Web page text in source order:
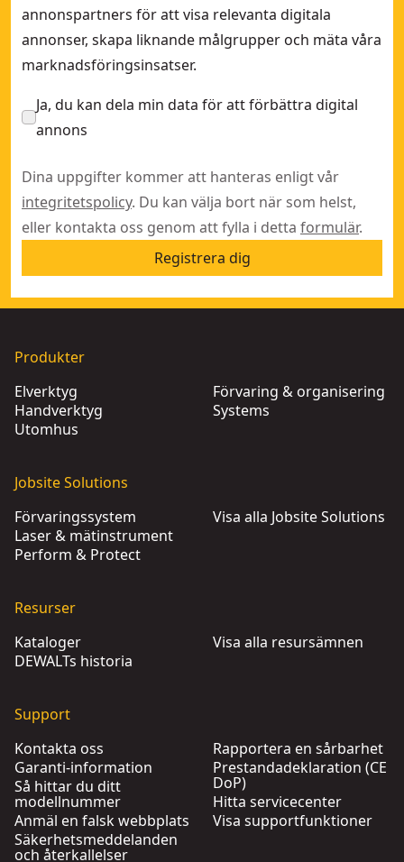
annonspartners för att visa relevanta digitala
annonser, skapa liknande målgrupper och mäta våra
marknadsföringsinsatser.
Ja, du kan dela min data för att förbättra digital
annons
Dina uppgifter kommer att hanteras enligt vår
integritetspolicy. Du kan välja bort när som helst,
eller kontakta oss genom att fylla i detta formulär.
Registrera dig
Produkter
Elverktyg
Handverktyg
Utomhus
Förvaring & organisering
Systems
Jobsite Solutions
Förvaringssystem
Laser & mätinstrument
Perform & Protect
Visa alla Jobsite Solutions
Resurser
Kataloger
DEWALTs historia
Visa alla resursämnen
Support
Kontakta oss
Garanti-information
Så hittar du ditt
modellnummer
Anmäl en falsk webbplats
Säkerhetsmeddelanden
och återkallelser
Rapportera en sårbarhet
Prestandadeklaration (CE
DoP)
Hitta servicecenter
Visa supportfunktioner